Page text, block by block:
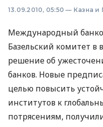
13.09.2010, 05:50 — Казна и
Международный
Базельский комитет в
решение об
банков. Новые
целью повысить
институтов к
потрясениям,